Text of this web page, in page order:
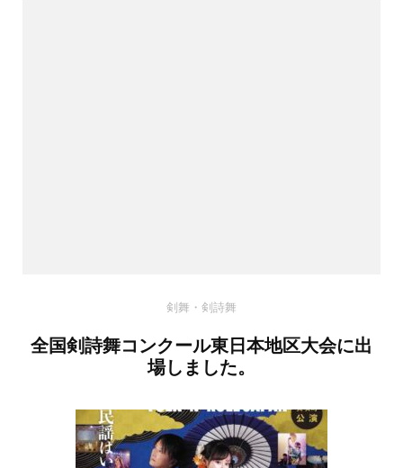
剣舞・剣詩舞
全国剣詩舞コンクール東日本地区大会に出
場しました。